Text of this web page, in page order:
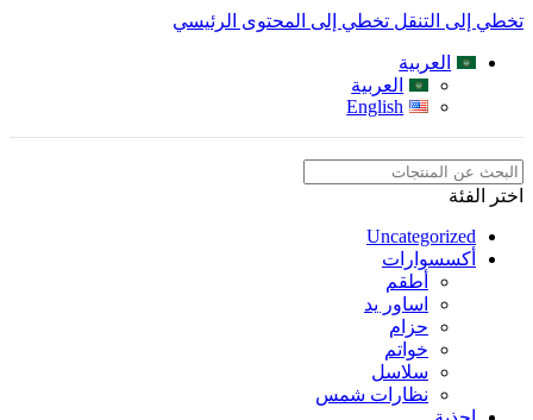
تخطي إلى التنقل تخطي إلى المحتوى الرئيسي
العربية
العربية
English
اختر الفئة
Uncategorized
أكسسوارات
أطقم
اساور يد
حزام
خواتم
سلاسل
نظارات شمس